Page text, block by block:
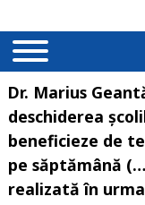
Dr. Marius
deschiderea
beneficieze de
pe săptămână
realizată în